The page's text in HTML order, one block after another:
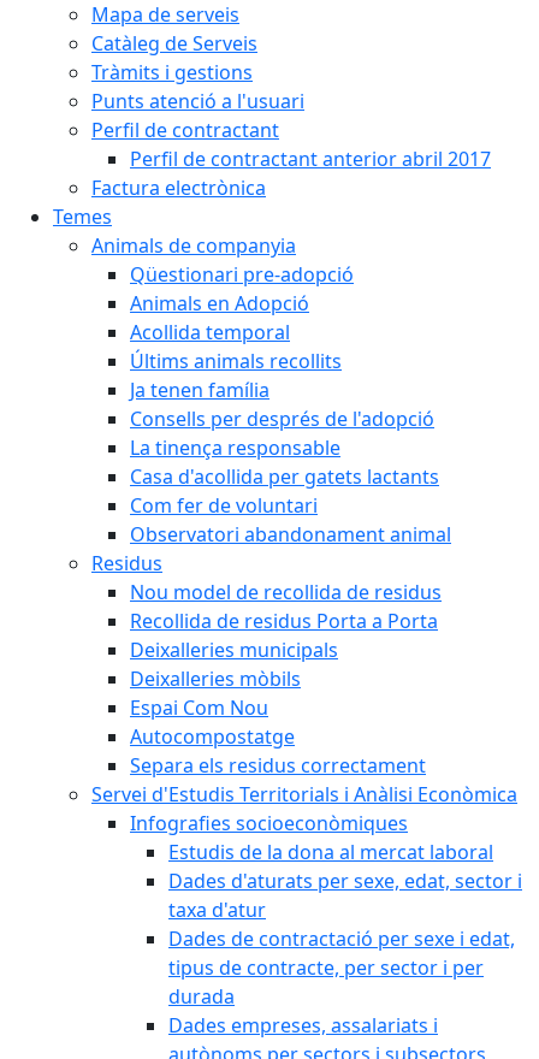
Mapa de serveis
Catàleg de Serveis
Tràmits i gestions
Punts atenció a l'usuari
Perfil de contractant
Perfil de contractant anterior abril 2017
Factura electrònica
Temes
Animals de companyia
Qüestionari pre-adopció
Animals en Adopció
Acollida temporal
Últims animals recollits
Ja tenen família
Consells per després de l'adopció
La tinença responsable
Casa d'acollida per gatets lactants
Com fer de voluntari
Observatori abandonament animal
Residus
Nou model de recollida de residus
Recollida de residus Porta a Porta
Deixalleries municipals
Deixalleries mòbils
Espai Com Nou
Autocompostatge
Separa els residus correctament
Servei d'Estudis Territorials i Anàlisi Econòmica
Infografies socioeconòmiques
Estudis de la dona al mercat laboral
Dades d'aturats per sexe, edat, sector i
taxa d'atur
Dades de contractació per sexe i edat,
tipus de contracte, per sector i per
durada
Dades empreses, assalariats i